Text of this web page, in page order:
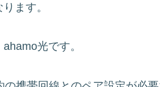
ます。
光です。